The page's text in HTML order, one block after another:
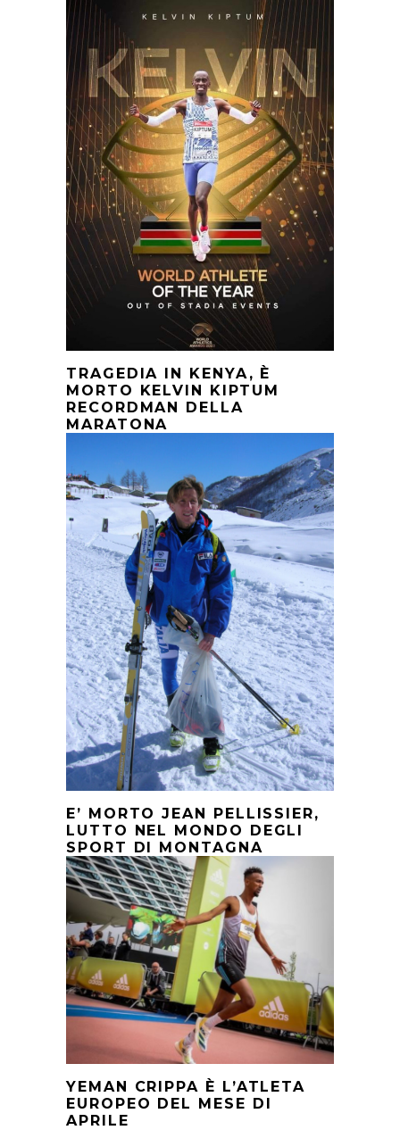
TRAGEDIA IN KENYA, È
MORTO KELVIN KIPTUM
RECORDMAN DELLA
MARATONA
E’ MORTO JEAN PELLISSIER,
LUTTO NEL MONDO DEGLI
SPORT DI MONTAGNA
YEMAN CRIPPA È L’ATLETA
EUROPEO DEL MESE DI
APRILE